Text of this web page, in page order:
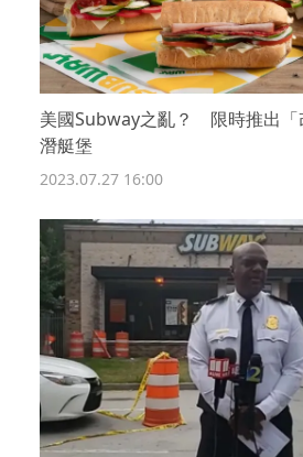
以色列 穹
之下
美國Subway之亂？ 限時推出「
潛艇堡
2023.07.27 16:00